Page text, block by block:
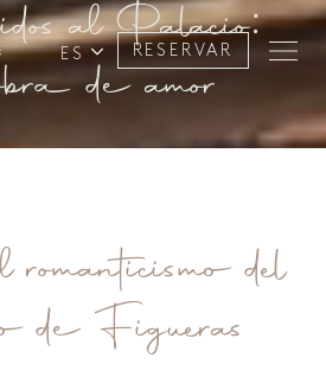
ES RESERVAR
al Palacio:
de amor
del
de Figueras